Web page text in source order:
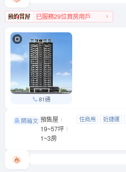
已服務29位買房用戶
81通
利晉·崧喆松山區 八德路四段499號
預售屋
19~57坪
1~3房
住商用 近捷運